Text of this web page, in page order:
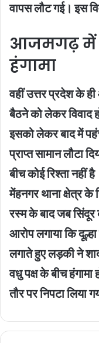
वापस लौट गई। इस
आजमगढ़ में
हंगामा
वहीं उत्तर प्रदेश के
बैठने को लेकर विवाद
इसको लेकर बाद में
प्राप्त सामान लौटा
बीच कोई रिश्ता नहीं
मेंहनगर थाना क्षेत्र के
रस्म के बाद जब सिंदूर
आरोप लगाया कि
लगाते हुए लड़की ने
वधु पक्ष के बीच
तौर पर निपटा लिया